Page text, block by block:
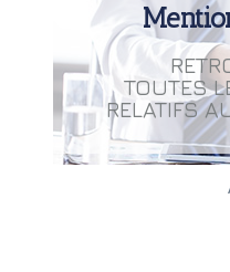
TOUTES
RELATIFS